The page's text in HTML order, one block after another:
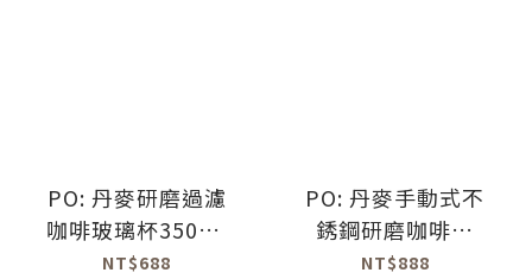
PO: 丹麥研磨過濾
咖啡玻璃杯350ml
3.0 (共4色)
NT$688
PO: 丹麥手動式不
銹鋼研磨咖啡器
2.0(灰)(陶瓷磨芯)
NT$888